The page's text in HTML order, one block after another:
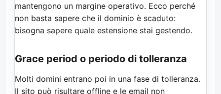
mantengono un margine operativo. Ecco perché
non basta sapere che il dominio è scaduto:
bisogna sapere quale estensione stai gestendo.
Grace period o periodo di tolleranza
Molti domini entrano poi in una fase di tolleranza.
Il sito può risultare offline e le email non